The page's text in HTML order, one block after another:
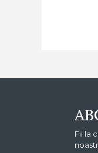
Fii la